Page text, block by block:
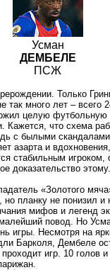
Усман
ДЕМБЕЛЕ
ПСЖ
Только
так много лет – всего
целую футбольную
Кажется, что схема
с былыми
азарта и
стабильным игроком,
доказательство этому.
«Золотого
планку не понизил и
мифов и легенд
повод. Но
игры. Несмотря на
Барколя, Дембеле
игр. 10 голов